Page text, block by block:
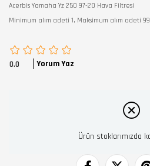
Acerbis Yamaha Yz 250 97-20 Hava Filtresi
Minimum alım adeti 1, Maksimum alım adeti
0.0 Yorum Yaz
Ürün stoklarımızda